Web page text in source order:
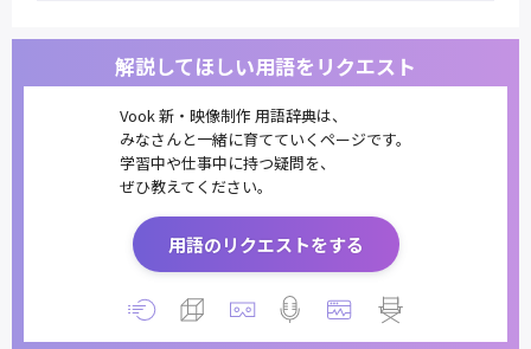
解説してほしい用語をリクエスト
Vook 新・映像制作 用語辞典は、
みなさんと一緒に育てていくページです。
学習中や仕事中に持つ疑問を、
ぜひ教えてください。
用語のリクエストをする